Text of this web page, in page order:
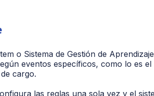
o Sistema de Gestión de
eventos específicos, como lo es
cargo.
las reglas una sola vez y el